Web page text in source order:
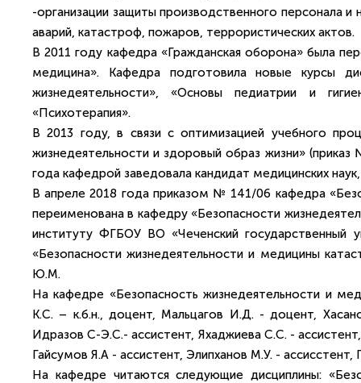
-организации защиты производственного персонала
аварий, катастроф, пожаров, террористических актов.
В 2011 году кафедра «Гражданская оборона» была
медицина». Кафедра подготовила новые курсы
жизнедеятельности», «Основы педиатрии и
«Психотерапия».
В 2013 году, в связи с оптимизацией учебного
жизнедеятельности и здоровый образ жизни»
года кафедрой заведовала кандидат медицинских
В апреле 2018 года приказом № 141/06 кафедра
переименована в кафедру «Безопасности
институту ФГБОУ ВО «Чеченский государственный
«Безопасности жизнедеятельности и медицины
Ю.М.
На кафедре «Безопасность жизнедеятельности и
К.С. – к.б.н., доцент, Мальцагов И.Д. - доцент,
Идразов С-Э.С.- ассистент, Яхаджиева С.С. -
Гайсумов Я.А - ассистент, Элипханов М.У. -
На кафедре читаются следующие дисциплины: